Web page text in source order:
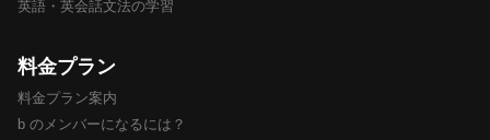
英語・英会話文法の学習
料金プラン
料金プラン案内
b のメンバーになるには？